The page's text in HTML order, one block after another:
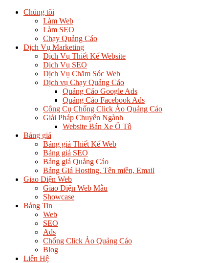
Chúng tôi
Làm Web
Làm SEO
Chạy Quảng Cáo
Dịch Vụ Marketing
Dịch Vụ Thiết Kế Website
Dịch Vụ SEO
Dịch Vụ Chăm Sóc Web
Dịch vụ Chạy Quảng Cáo
Quảng Cáo Google Ads
Quảng Cáo Facebook Ads
Công Cụ Chống Click Ảo Quảng Cáo
Giải Pháp Chuyên Ngành
Website Bán Xe Ô Tô
Bảng giá
Bảng giá Thiết Kế Web
Bảng giá SEO
Bảng giá Quảng Cáo
Bảng Giá Hosting, Tên miền, Email
Giao Diện Web
Giao Diện Web Mẫu
Showcase
Bảng Tin
Web
SEO
Ads
Chống Click Ảo Quảng Cáo
Blog
Liên Hệ